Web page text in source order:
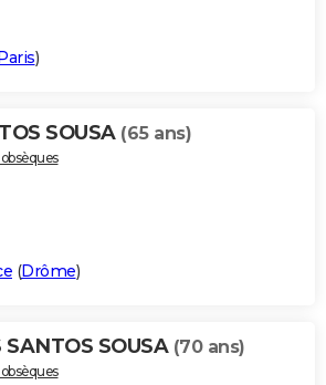
)
SOUSA (65 ans)
(Drôme)
SOUSA (70 ans)